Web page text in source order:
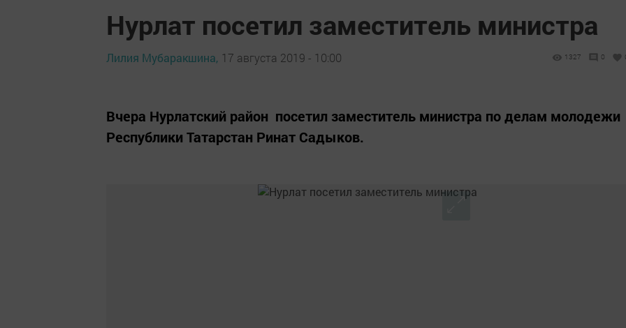
Нурлат посетил заместитель министра
Лилия Мубаракшина, 17 августа 2019 - 10:00 1327 0
Вчера Нурлатский район посетил заместитель министра по делам молодежи
Республики Татарстан Ринат Садыков.